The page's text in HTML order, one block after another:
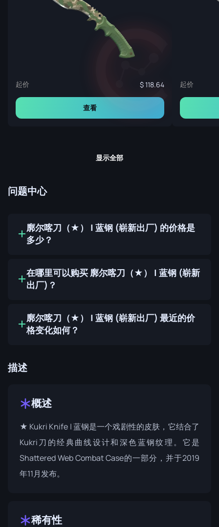
起价 118.64
查看
起价
显示全部
问题中心
廓尔喀刀（★） | 蓝钢 (崭新出厂) 的价格是
多少？
在哪里可以购买 廓尔喀刀（★） | 蓝钢 (崭新
出厂)？
廓尔喀刀（★） | 蓝钢 (崭新出厂) 最近的价
格变化如何？
描述
概述
★ Kukri Knife | 蓝钢是一个戏剧性的皮肤，它结合了
Kukri刀的经典曲线设计和深色蓝钢纹理。它是
Shattered Web Combat Case的一部分，并于2019
年11月发布。
稀有性